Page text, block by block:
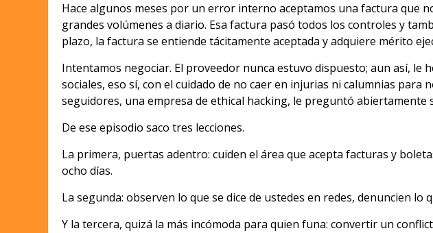
Hace algunos meses por un error interno aceptamos una factura que
grandes volúmenes a diario. Esa factura pasó todos los controles y
plazo, la factura se entiende tácitamente aceptada y adquiere mérito
Intentamos negociar. El proveedor nunca estuvo dispuesto; aun así, le
sociales, eso sí, con el cuidado de no caer en injurias ni calumnias
seguidores, una empresa de ethical hacking, le preguntó abiertamente
De ese episodio saco tres lecciones.
La primera, puertas adentro: cuiden el área que acepta facturas y
ocho días.
La segunda: observen lo que se dice de ustedes en redes, denuncien
Y la tercera, quizá la más incómoda para quien funa: convertir un